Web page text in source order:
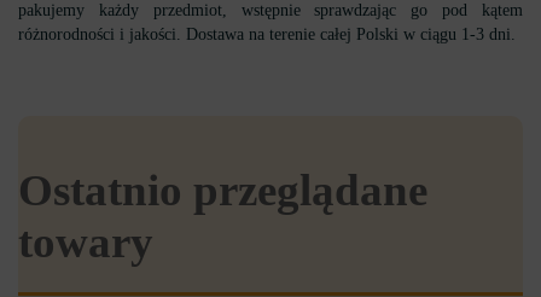
pakujemy każdy przedmiot, wstępnie sprawdzając go pod kątem
różnorodności i jakości. Dostawa na terenie całej Polski w ciągu 1-3 dni.
Ostatnio przeglądane
towary